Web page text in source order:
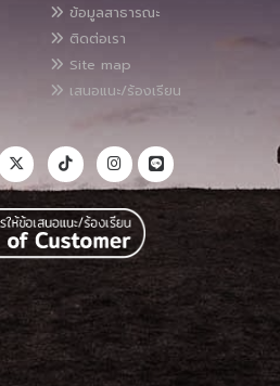
ข้อมูลสาธารณะ
ติดต่อเรา
Site map
เสนอแนะ/ร้องเรียน